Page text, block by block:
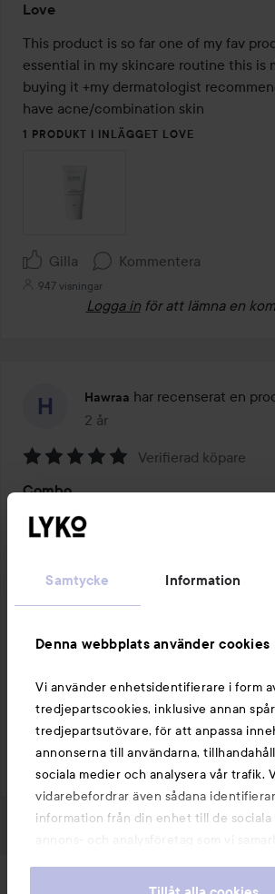
Samtycke Information
Denna webbplats använder cookies
Vi använder enhetsidentifierare i form
tredjepartscookies, inklusive annan
tredjepartsutövare, för att anpassa
annonserna till användarna,
sociala medier och analysera vår trafik.
vidarebefordrar även sådana
information från din enhet till de sociala
annons- och analysföretag som vi
information som du har tillhandahållit
5
av
5
Love
This product is so far one of my fav
essential in my skincare routine this is
buying it +my dermatologist
have acne/combination skin
1 PRODUKT I INLÄGGET LOVE
Gilla Kommentera
947 visningar
Logga in för att lämna en
Hawraa har recenserat en
2 år
Inlägget skapades 2 år
5
av
5
Verifierad köpare
Combo
My fav face cleanser it clean deeply
Gilla Kommentera
för att lämna en
Nyheter och erbjudanden